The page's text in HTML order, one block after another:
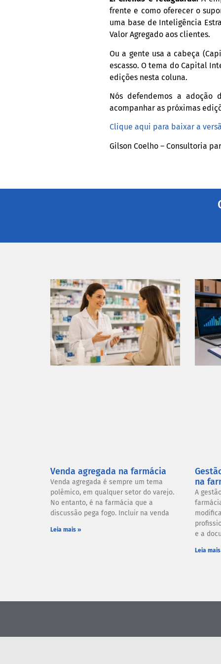
frente e como oferecer o
uma base de Inteligência
Valor Agregado aos clientes.
Ou a gente usa a cabeça
escasso. O tema do Capital
edições nesta coluna.
Nós defendemos a adoção
acompanhar as próximas
Clique aqui para baixar a
Gilson Coelho – Consultoria
Venda agregada na farmácia
Venda agregada é sempre um tema
polêmico, em qualquer setor do varejo.
No entanto, é na farmácia que a
discussão pega fogo. Incluir na venda
Leia mais »
na
A
e a
Leia